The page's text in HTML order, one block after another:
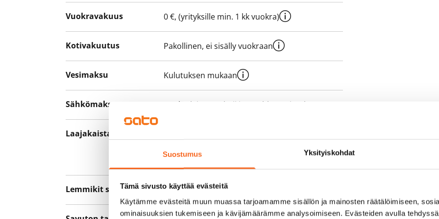
Suostumus Yksityiskohdat
Tämä sivusto käyttää evästeitä
Käytämme evästeitä muun muassa tarjoamamme sisällön ja mainosten räätälöimiseen,
ominaisuuksien tukemiseen ja kävijämäärämme analysoimiseen. Evästeiden avulla
Vuokravakuus 0 €, (yrityksille min. 1 kk vuokra)
Kotivakuutus Pakollinen, ei sisälly vuokraan
Vesimaksu Kulutuksen mukaan
Sähkömaksu Vuokralainen solmii itse sähkösopimuksen.
Laajakaista
hankkia lisänopeutta etuhintaan ottamalla
yhteyttä operaattoriin Telia.
Lemmikit sallittu Kyllä